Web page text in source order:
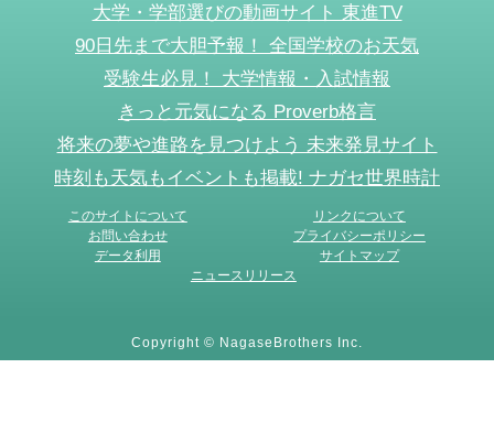
大学・学部選びの動画サイト 東進TV
90日先まで大胆予報！ 全国学校のお天気
受験生必見！ 大学情報・入試情報
きっと元気になる Proverb格言
将来の夢や進路を見つけよう 未来発見サイト
時刻も天気もイベントも掲載! ナガセ世界時計
このサイトについて
リンクについて
お問い合わせ
プライバシーポリシー
データ利用
サイトマップ
ニュースリリース
Copyright © NagaseBrothers Inc.